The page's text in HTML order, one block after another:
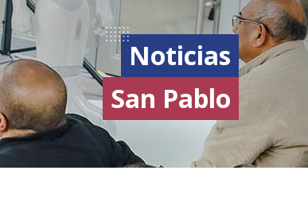
Noticias
San Pablo